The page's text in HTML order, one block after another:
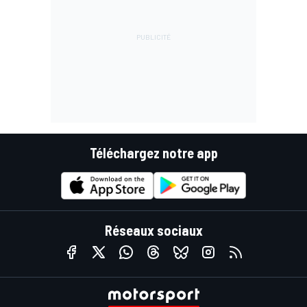
Téléchargez notre app
Réseaux sociaux